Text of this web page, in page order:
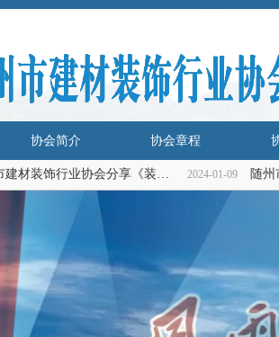
协会简介
协会简介
协会章程
协会章程2024-01-09
随州市建材装饰行业协会分享《装饰装修小知识》